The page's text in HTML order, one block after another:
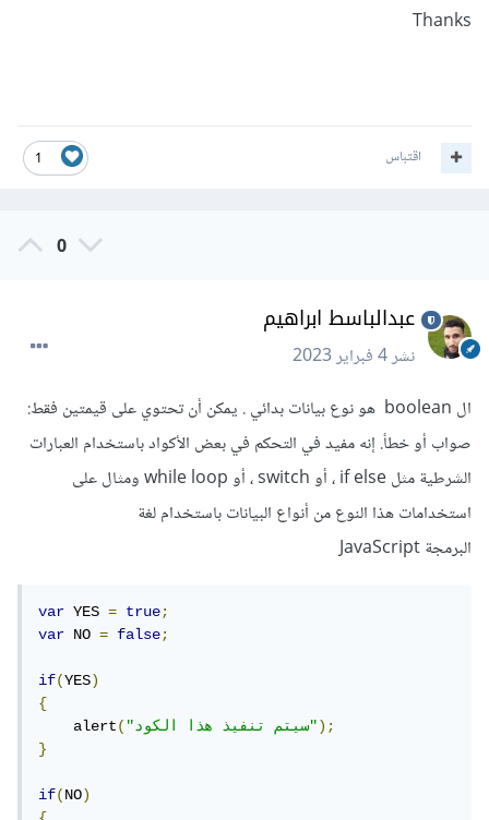
Thanks
1 اقتباس
0
عبدالباسط ابراهيم
نشر4 فبراير 2023
ال boolean هو نوع بيانات بدائي . يمكن أن تحتوي على قيمتين فقط:
صواب أو خطأ. إنه مفيد في التحكم في بعض الأكواد باستخدام العبارات
الشرطية مثل if else ، أو switch ، أو while loop ومثال على
استخدامات هذا النوع من أنواع البيانات باستخدام لغة
البرمجة JavaScript
var YES = true;
var NO = false;
if(YES)
{
    alert
( "سيتم تنفيذ هذا الكود");
}
if(NO)